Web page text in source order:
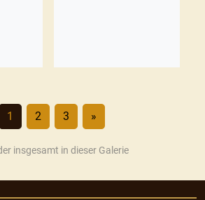
1 2 3 »
insgesamt in dieser Galerie